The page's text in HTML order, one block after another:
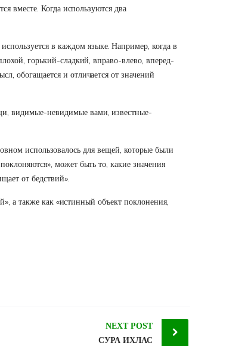
вместе. Когда используются два
в каждом языке. Например, когда в
горький-сладкий, вправо-влево, вперед-
обогащается и отличается от значений
видимые-невидимые вами, известные-
использовалось для вещей, которые были
может быть то, какие значения
от бедствий».
а также как «истинный объект поклонения,
NEXT POST
СУРА ИХЛАС